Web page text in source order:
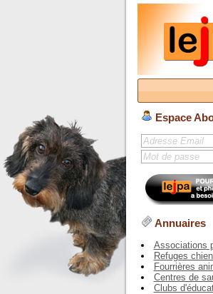
Espace
Annuaires
Associations
Refuges
Fourrières
Centres de
Clubs